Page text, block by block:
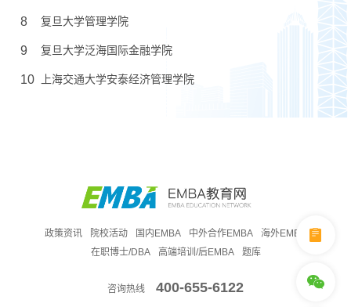
8 复旦大学管理学院
9 复旦大学泛海国际金融学院
10 上海交通大学安泰经济管理学院
政策资讯 院校活动 国内EMBA 中外合作EMBA
海外EMBA
在职博士/DBA
高端培训/后EMBA 题库
咨询热线 400-655-6122